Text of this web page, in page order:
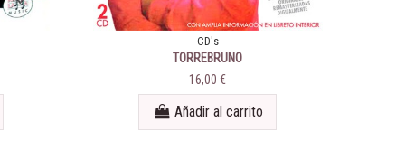
CD's
TORREBRUNO
16,00 €
Añadir al carrito